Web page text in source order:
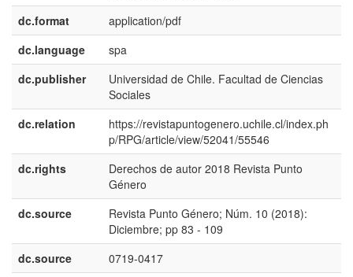
dc.format
application/pdf
dc.language
spa
dc.publisher
Universidad de Chile. Facultad de Ciencias
Sociales
dc.relation
https://revistapuntogenero.uchile.cl/index.ph
p/RPG/article/view/52041/55546
dc.rights
Derechos de autor 2018 Revista Punto
Género
dc.source
Revista Punto Género; Núm. 10 (2018):
Diciembre; pp 83 - 109
dc.source
0719-0417